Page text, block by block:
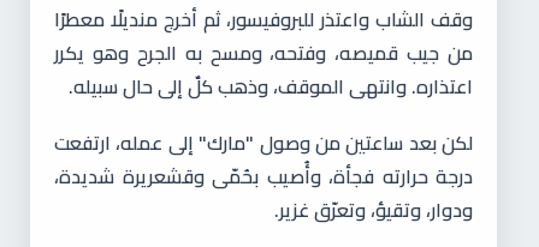
وقف الشاب واعتذر للبروفيسور، ثم أخرج منديلًا معطرًا
من جيب قميصه، وفتحه، ومسح به الجرح وهو يكرر
اعتذاره. وانتهى الموقف، وذهب كلٌ إلى حال سبيله.
لكن بعد ساعتين من وصول "مارك" إلى عمله، ارتفعت
درجة حرارته فجأة، وأُصيب بحُمّى وقشعريرة شديدة،
ودوار، وتقيؤ، وتعرّق غزير.